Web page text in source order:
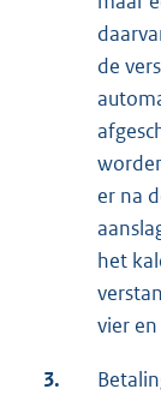
de
er na
het
vier
3.